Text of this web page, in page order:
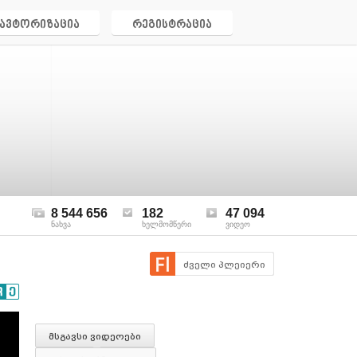
ავტორიზაცია რეგისტრაცია
8 544 656
ნახვა
182
ხელმომწერი
47 094
ვიდეო
ძველი პლეიერი
მსგავსი ვიდეოები